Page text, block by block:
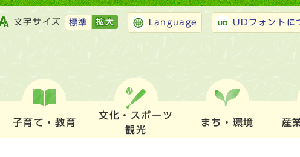
文字サイズ 標準 拡大 Language UDフォントに
子育て・教育
文化・スポーツ
観光
まち・環境 産